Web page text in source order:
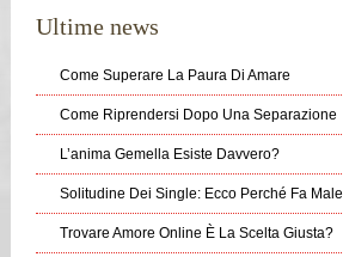
Ultime news
Come Superare La Paura Di Amare
Come Riprendersi Dopo Una Separazione
L’anima Gemella Esiste Davvero?
Solitudine Dei Single: Ecco Perché Fa Male
Trovare Amore Online È La Scelta Giusta?